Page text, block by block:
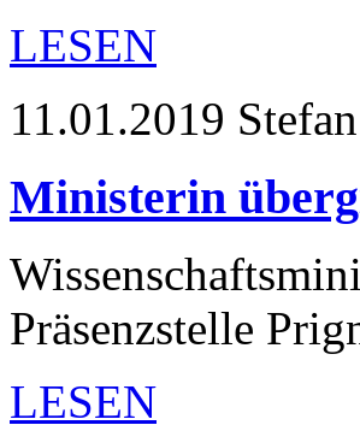
LESEN
11.01.2019
Ministerin
Präsenzstelle
LESEN